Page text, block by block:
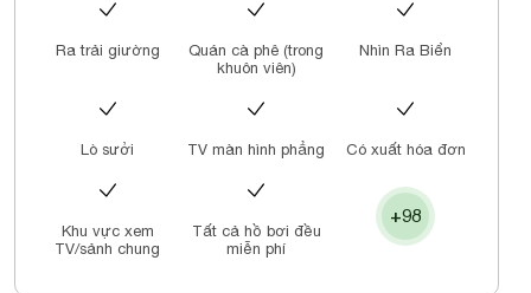
Trang Powered by ASTON có Trung tâm mua sắm Nha Trang
là sân bay quốc tế Cam Ranh, cách khách sạn 35 km, và chỗ nghỉ
cung cấp dịch vụ đưa đón sân bay với một khoản phụ phí.
Đây là khu vực ở Nha Trang mà khách yêu thích, theo các đánh giá
Ra trải giường
Quán cà phê (trong
khuôn viên)
Nhìn Ra Biển
Lò sưởi TV màn hình phẳng Có xuất hóa đơn
Khu vực xem
TV/sảnh chung
Tất cả hồ bơi đều
miễn phí
+98